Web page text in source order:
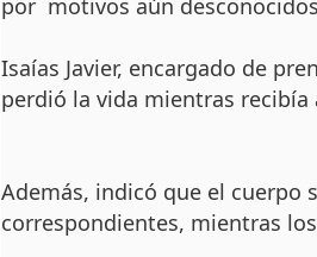
Isaías Javier, encargado de
perdió la vida mientras recibía
Además, indicó que el cuerpo
correspondientes, mientras